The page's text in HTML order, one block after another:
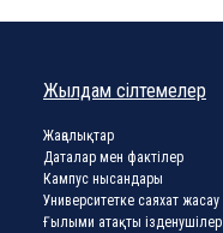
Жылдам сілтемелер
Жаңалықтар
Даталар мен фактілер
Кампус нысандары
Университетке саяхат жасау
Ғылыми атақты ізденушілер